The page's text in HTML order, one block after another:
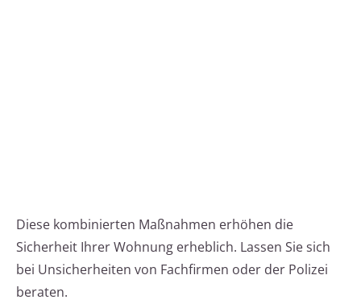
Diese kombinierten Maßnahmen erhöhen die
Sicherheit Ihrer Wohnung erheblich. Lassen Sie sich
bei Unsicherheiten von Fachfirmen oder der Polizei
beraten.